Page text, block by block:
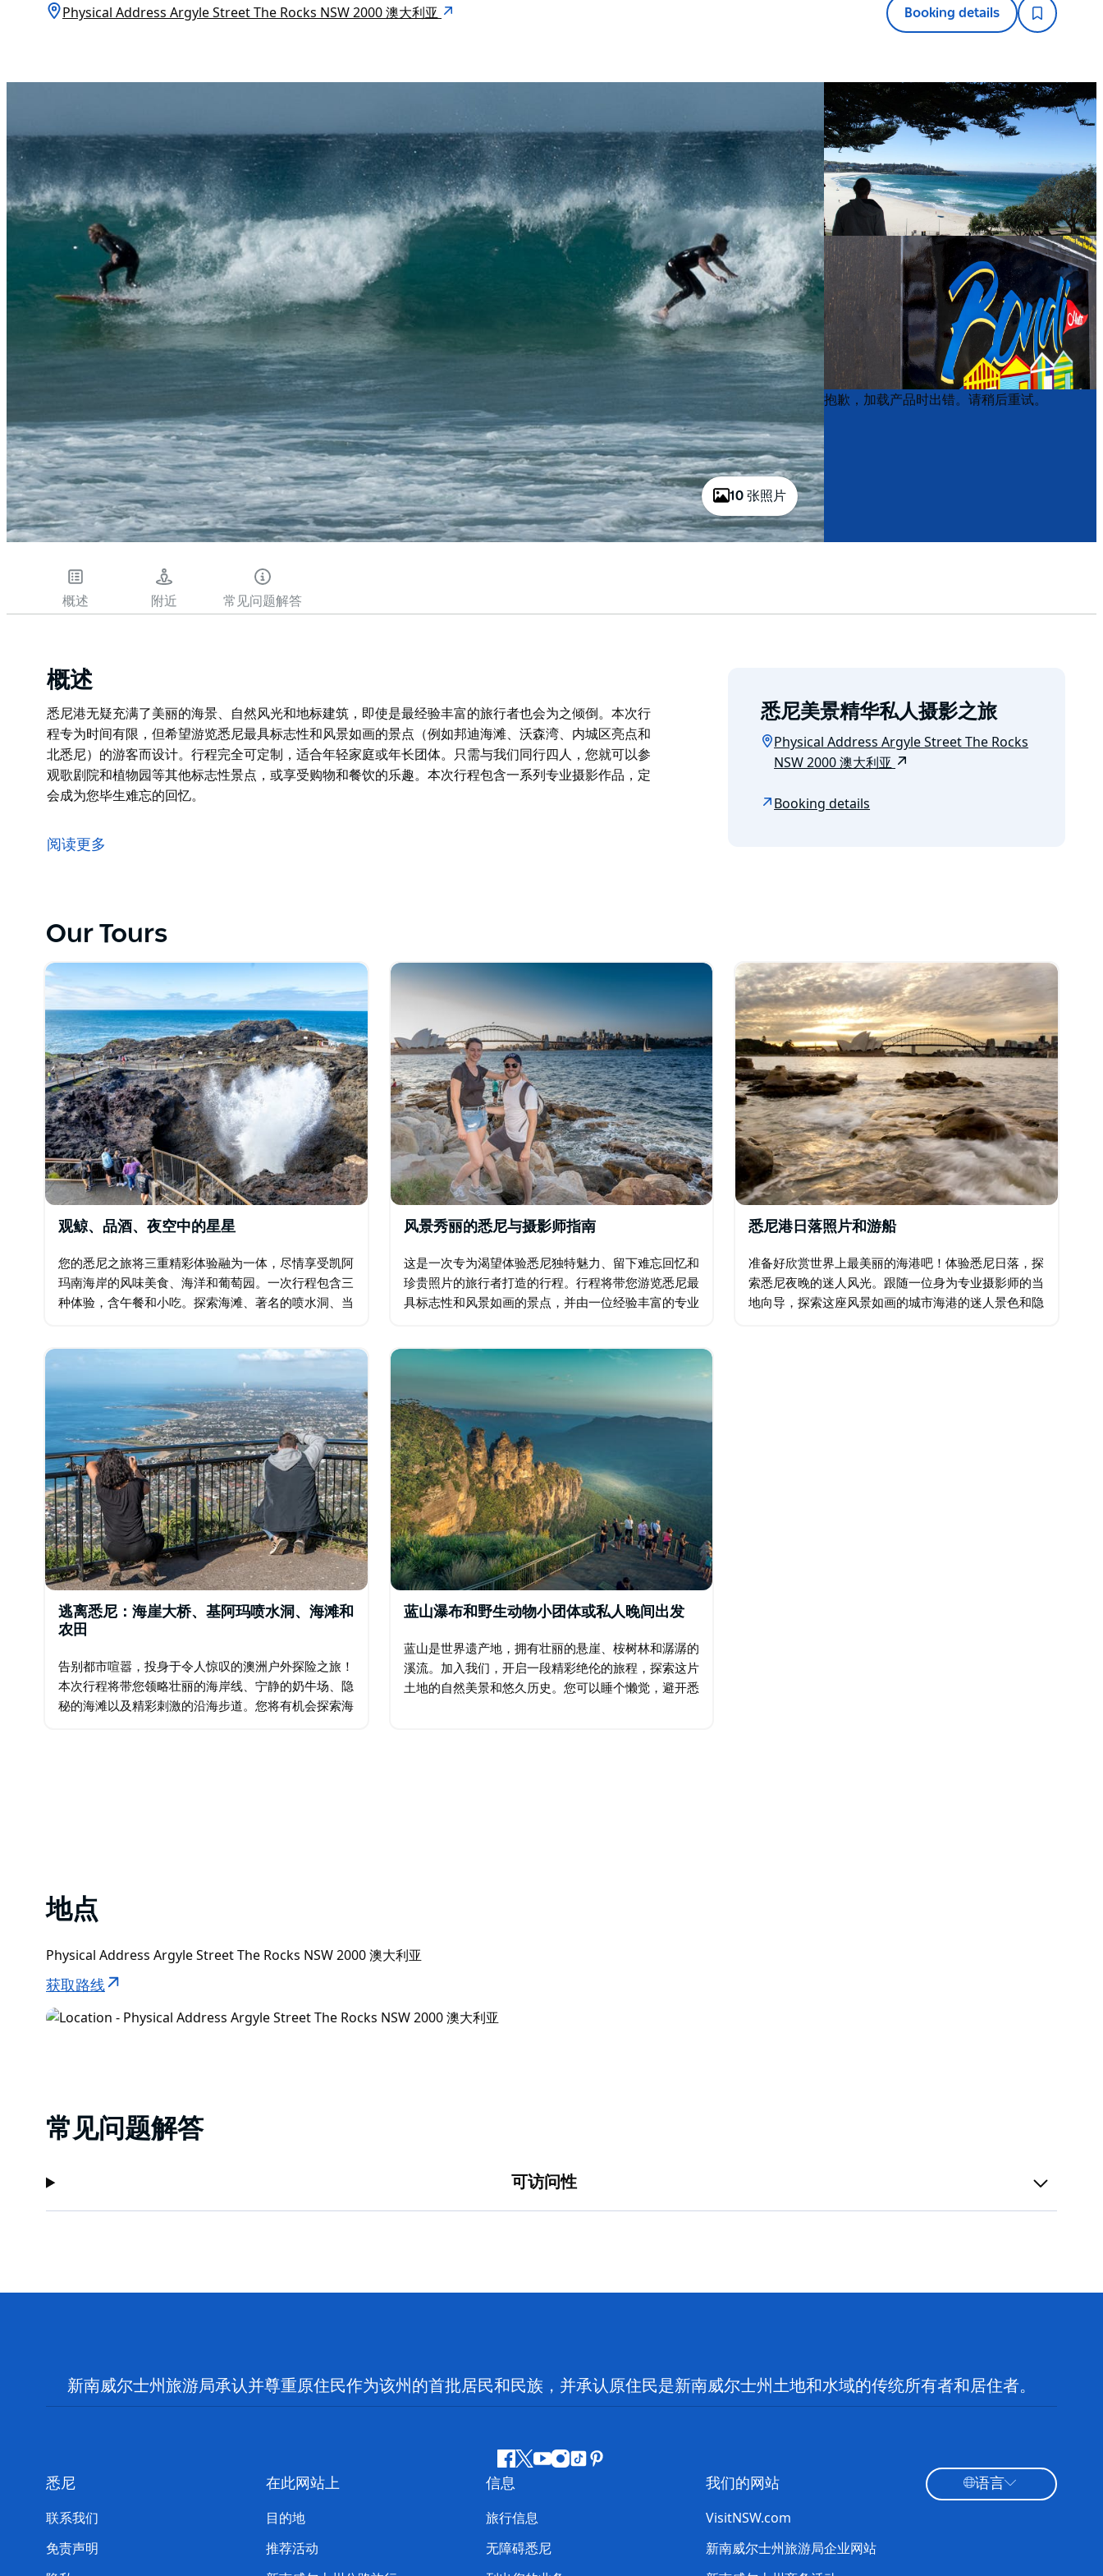
Physical Address Argyle Street The Rocks NSW 2000 澳大利亚 Booking details
10 张照片
Product
Product
抱歉，加载产品时出错。请稍后重试。
概述 附近 常见问题解答
概述
悉尼港无疑充满了美丽的海景、自然风光和地标建筑，即使是最经验丰富的旅行者也会为之倾倒。本次行
程专为时间有限，但希望游览悉尼最具标志性和风景如画的景点（例如邦迪海滩、沃森湾、内城区亮点和
北悉尼）的游客而设计。行程完全可定制，适合年轻家庭或年长团体。只需与我们同行四人，您就可以参
观歌剧院和植物园等其他标志性景点，或享受购物和餐饮的乐趣。本次行程包含一系列专业摄影作品，定
会成为您毕生难忘的回忆。
程专为时间有限，但希望游览悉尼最具标志性和风景如画的景点（例如邦迪海滩、沃森湾、内城区亮点和
北悉尼）的游客而设计。行程完全可定制，适合年轻家庭或年长团体。只需与我们同行四人，您就可以参
阅读更多
悉尼美景精华私人摄影之旅
Physical Address Argyle Street The Rocks
NSW 2000 澳大利亚
Booking details
Our Tours
观鲸、品酒、夜空中的星星
您的悉尼之旅将三重精彩体验融为一体，尽情享受凯阿
玛南海岸的风味美食、海洋和葡萄园。一次行程包含三
种体验，含午餐和小吃。探索海滩、著名的喷水洞、当
风景秀丽的悉尼与摄影师指南
这是一次专为渴望体验悉尼独特魅力、留下难忘回忆和
珍贵照片的旅行者打造的行程。行程将带您游览悉尼最
具标志性和风景如画的景点，并由一位经验丰富的专业
悉尼港日落照片和游船
准备好欣赏世界上最美丽的海港吧！体验悉尼日落，探
索悉尼夜晚的迷人风光。跟随一位身为专业摄影师的当
地向导，探索这座风景如画的城市海港的迷人景色和隐
逃离悉尼：海崖大桥、基阿玛喷水洞、海滩和
农田
告别都市喧嚣，投身于令人惊叹的澳洲户外探险之旅！
本次行程将带您领略壮丽的海岸线、宁静的奶牛场、隐
秘的海滩以及精彩刺激的沿海步道。您将有机会探索海
蓝山瀑布和野生动物小团体或私人晚间出发
蓝山是世界遗产地，拥有壮丽的悬崖、桉树林和潺潺的
溪流。加入我们，开启一段精彩绝伦的旅程，探索这片
土地的自然美景和悠久历史。您可以睡个懒觉，避开悉
地点
Physical Address Argyle Street The Rocks NSW 2000 澳大利亚
获取路线
常见问题解答
可访问性
新南威尔士州旅游局承认并尊重原住民作为该州的首批居民和民族，并承认原住民是新南威尔士州土地和水域的传统所有者和居住者。
Facebook
叽
喳
喳
YouTube
Instagram
抖 Pinterest
悉尼
联系我们
免责声明
在此网站上
目的地
推荐活动
信息
旅行信息
无障碍悉尼
我们的网站
VisitNSW.com
新南威尔士州旅游局企业网站
语言